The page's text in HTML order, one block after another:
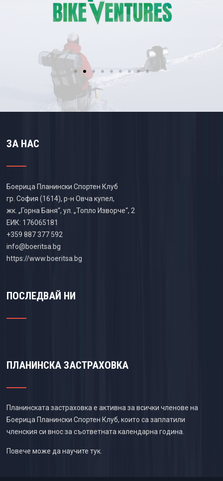
ЗА НАС
Боерица Планински Спортен Клуб
гр. София (1614), р-н Овча купел,
жк. „Горна Баня“, ул. „Топло Изворче“, 2
ЕИК: 176065181
+359 887 377 592
info@boeritsa.bg
https://www.boeritsa.bg
ПОСЛЕДВАЙ НИ
ПЛАНИНСКА ЗАСТРАХОВКА
Планинската застраховка е активна за всички членове на
Боерица Планински Спортен Клуб, които са заплатили
членския си внос за съответната календарна година.
Повече може да научитетук.